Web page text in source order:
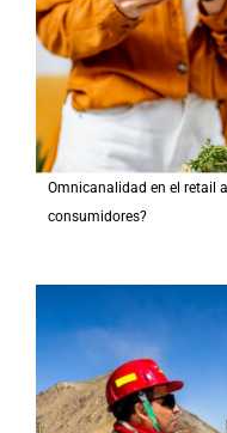
Omnicanalidad en el retail
consumidores?